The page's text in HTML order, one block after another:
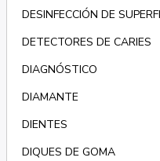
DESINFECCIÓN DE
DETECTORES DE CARIES
DIAGNÓSTICO
DIAMANTE
DIENTES
DIQUES DE GOMA